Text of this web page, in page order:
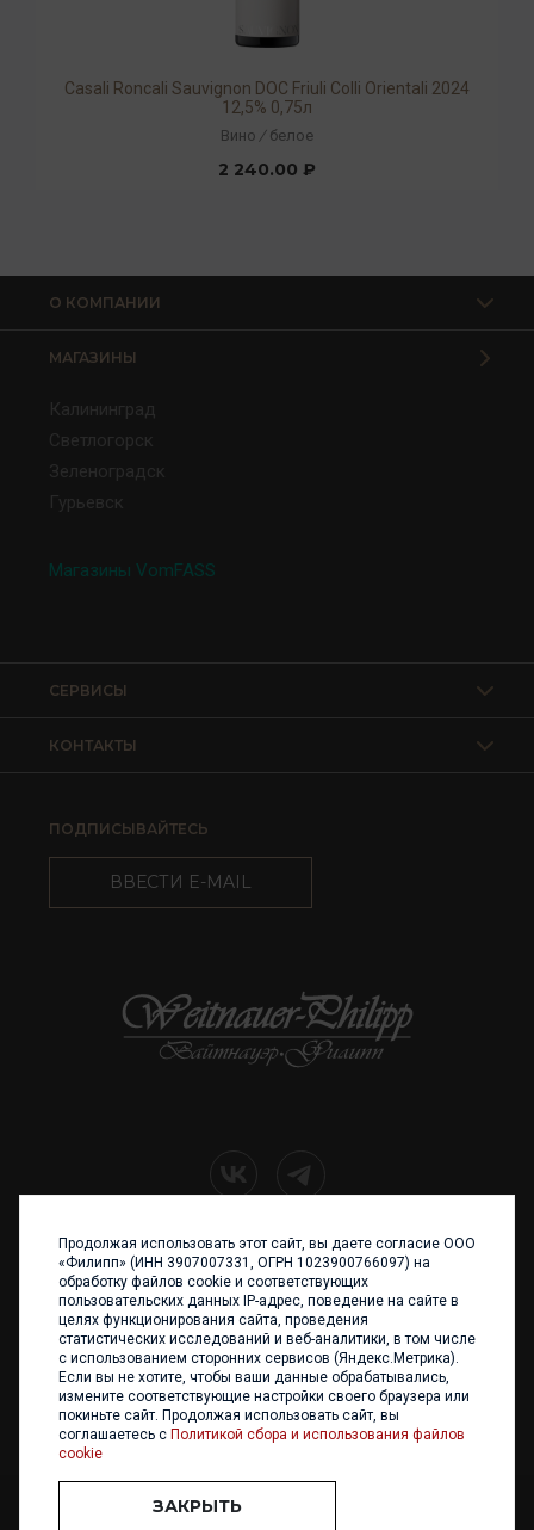
Casali Roncali Sauvignon DOC Friuli Colli Orientali 2024
12,5% 0,75л
Вино / белое
2 240.00 ₽
О КОМПАНИИ
МАГАЗИНЫ
Калининград
Светлогорск
Зеленоградск
Гурьевск
Магазины VomFASS
КОНТАКТЫ
СЕРВИСЫ
ПОДПИСЫВАЙТЕСЬ
ВВЕСТИ E-MAIL
+7 (4012) 960 898
236017 Калининград,
ул. Каштановая аллея, 47
Телефон: +7 4012 960 898,
+7 4012 960 856
Написать нам
ООО «ФИЛИПП» © 2013 - 2026. Все права защищены
Продолжая использовать этот сайт, вы даете согласие ООО
«Филипп» (ИНН 3907007331, ОГРН 1023900766097) на
обработку файлов cookie и соответствующих
пользовательских данных IP-адрес, поведение на сайте в
целях функционирования сайта, проведения
статистических исследований и веб-аналитики, в том числе
с использованием сторонних сервисов (Яндекс.Метрика).
Если вы не хотите, чтобы ваши данные обрабатывались,
измените соответствующие настройки своего браузера или
покиньте сайт. Продолжая использовать сайт, вы
соглашаетесь с Политикой сбора и использования файлов
cookie
ЗАКРЫТЬ